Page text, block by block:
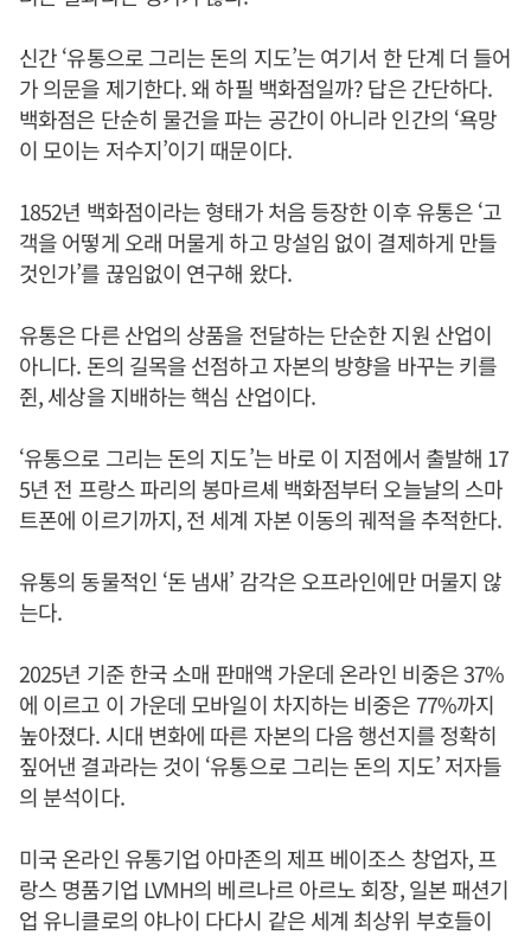
신간 ‘유통으로 그리는 돈의 지도’는 여기서 한 단계 더 들어
가 의문을 제기한다. 왜 하필 백화점일까? 답은 간단하다.
백화점은 단순히 물건을 파는 공간이 아니라 인간의 ‘욕망
이 모이는 저수지’이기 때문이다.
1852년 백화점이라는 형태가 처음 등장한 이후 유통은 ‘고
객을 어떻게 오래 머물게 하고 망설임 없이 결제하게 만들
것인가’를 끊임없이 연구해 왔다.
유통은 다른 산업의 상품을 전달하는 단순한 지원 산업이
아니다. 돈의 길목을 선점하고 자본의 방향을 바꾸는 키를
쥔, 세상을 지배하는 핵심 산업이다.
‘유통으로 그리는 돈의 지도’는 바로 이 지점에서 출발해 17
5년 전 프랑스 파리의 봉마르셰 백화점부터 오늘날의 스마
트폰에 이르기까지, 전 세계 자본 이동의 궤적을 추적한다.
유통의 동물적인 ‘돈 냄새’ 감각은 오프라인에만 머물지 않
는다.
2025년 기준 한국 소매 판매액 가운데 온라인 비중은 37%
에 이르고 이 가운데 모바일이 차지하는 비중은 77%까지
높아졌다. 시대 변화에 따른 자본의 다음 행선지를 정확히
짚어낸 결과라는 것이 ‘유통으로 그리는 돈의 지도’ 저자들
의 분석이다.
미국 온라인 유통기업 아마존의 제프 베이조스 창업자, 프
랑스 명품기업 LVMH의 베르나르 아르노 회장, 일본 패션기
업 유니클로의 야나이 다다시 같은 세계 최상위 부호들이